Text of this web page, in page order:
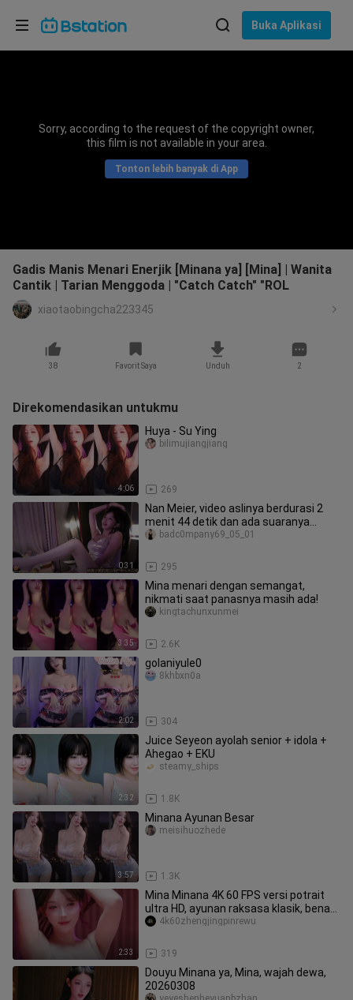
Buka Aplikasi
Sorry, according to the request of the copyright owner,
this film is not available in your area.
Tonton lebih banyak di App
Gadis Manis Menari Enerjik [Minana ya] [Mina] | Wanita
Cantik | Tarian Menggoda | "Catch Catch" "ROL
xiaotaobingcha223345
38 Favorit Saya Unduh 2
Direkomendasikan untukmu
4:06
Huya - Su Ying
269
bilimujiangjiang
0:31
Nan Meier, video aslinya berdurasi 2
menit 44 detik dan ada suaranya
sehingga tidak bisa diunggah; u
295
badc0mpany69_05_01
3:35
Mina menari dengan semangat,
nikmati saat panasnya masih ada!
2.6K
kingtachunxunmei
2:02
golaniyule0
304
8khbxn0a
2:32
Juice Seyeon ayolah senior + idola +
Ahegao + EKU
1.8K
steamy_ships
3:57
Minana Ayunan Besar
1.3K
meisihuozhede
2:33
Mina Minana 4K 60 FPS versi potrait
ultra HD, ayunan raksasa klasik, benar-
benar bikin mual
319
4k60zhengjingpinrewu
Douyu Minana ya, Mina, wajah dewa,
20260308
Pilih bahasa
Bahasa Indonesia